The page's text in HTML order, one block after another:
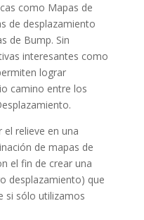
como Mapas de
de desplazamiento
de Bump. Sin
interesantes como
lograr
camino entre los
el relieve en una
de mapas de
el fin de crear una
desplazamiento) que
si sólo utilizamos